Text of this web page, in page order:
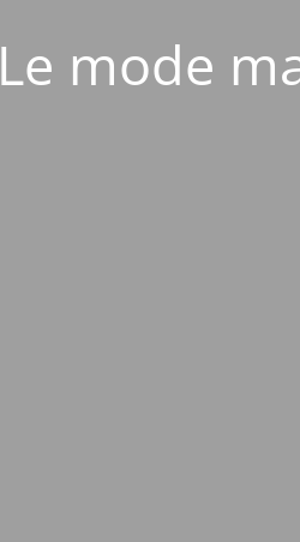
Le mode